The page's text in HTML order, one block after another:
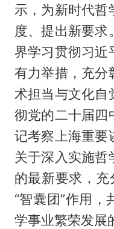
示，为新时代哲
度、提出新要求
界学习贯彻习近
有力举措，充分
术担当与文化自
彻党的二十届四
记考察上海重要
关于深入实施哲
的最新要求，充
“智囊团”作用
学事业繁荣发展